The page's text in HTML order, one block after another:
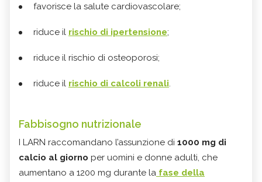
favorisce la salute cardiovascolare;
riduce il rischio di ipertensione;
riduce il rischio di osteoporosi;
riduce il rischio di calcoli renali.
Fabbisogno nutrizionale
I LARN raccomandano l’assunzione di 1000 mg di
calcio al giorno per uomini e donne adulti, che
aumentano a 1200 mg durante la fase della